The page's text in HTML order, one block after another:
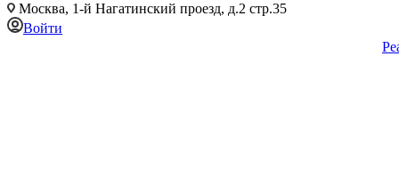
Москва, 1-й Нагатинский проезд, д.2 стр.35
Войти